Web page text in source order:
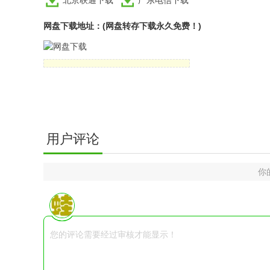
网盘下载地址：(网盘转存下载永久免费！)
用户评论
你